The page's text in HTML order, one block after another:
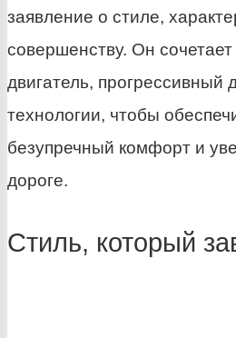
заявление о стиле,
совершенству. Он
двигатель, прогрессивный
технологии, чтобы
безупречный комфорт и
дороге.
Стиль, который